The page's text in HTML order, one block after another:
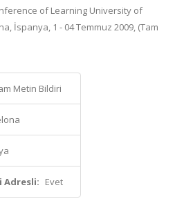
of Learning University of
İspanya, 1 - 04 Temmuz 2009, (Tam
Metin Bildiri
Adresli: Evet